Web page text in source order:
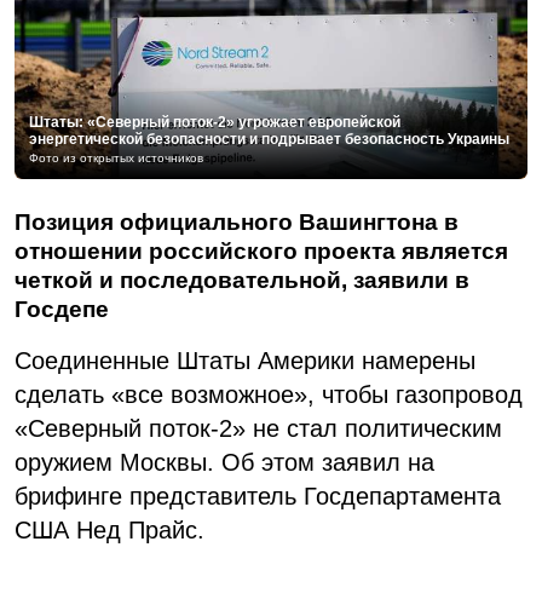
Штаты: «Северный поток-2» угрожает европейской
энергетической безопасности и подрывает безопасность Украины
Фото из открытых источников
Позиция официального Вашингтона в
отношении российского проекта является
четкой и последовательной, заявили в
Госдепе
Соединенные Штаты Америки намерены
сделать «все возможное», чтобы газопровод
«Северный поток-2» не стал политическим
оружием Москвы. Об этом заявил на
брифинге представитель Госдепартамента
США Нед Прайс.